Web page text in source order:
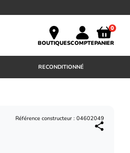
BOUTIQUESCOMPTE
0
PANIER
RECONDITIONNÉ
Référence constructeur : 04602049